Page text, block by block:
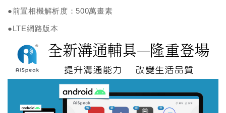
●前置相機解析度：500萬畫素
●LTE網路版本